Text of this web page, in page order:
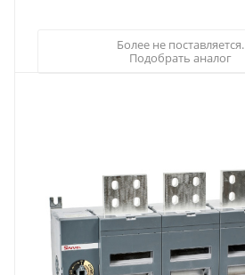
Более не поставляется.
Подобрать аналог